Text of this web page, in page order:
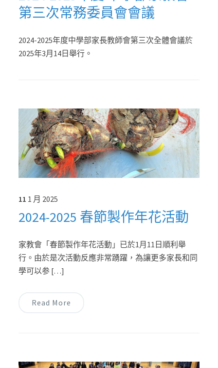
第三次常務委員會會議
2024-2025年度中學部家長教師會第三次全體會議於
2025年3月14日舉行。
11 1 月 2025
2024-2025 春節製作年花活動
家教會「春節製作年花活動」已於1月11日順利舉
行。由於是次活動反應非常踴躍，為讓更多家長和同
學可以参 […]
Read More